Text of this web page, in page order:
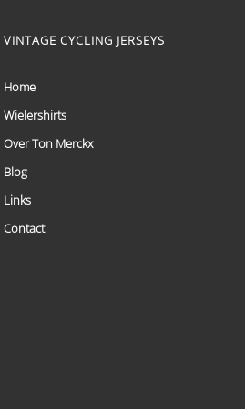
meerdere
optie
gekozen
worden
op
de
productpagina
VINTAGE CYCLING JERSEYS
Home
Wielershirts
Over Ton Merckx
Blog
Links
Contact